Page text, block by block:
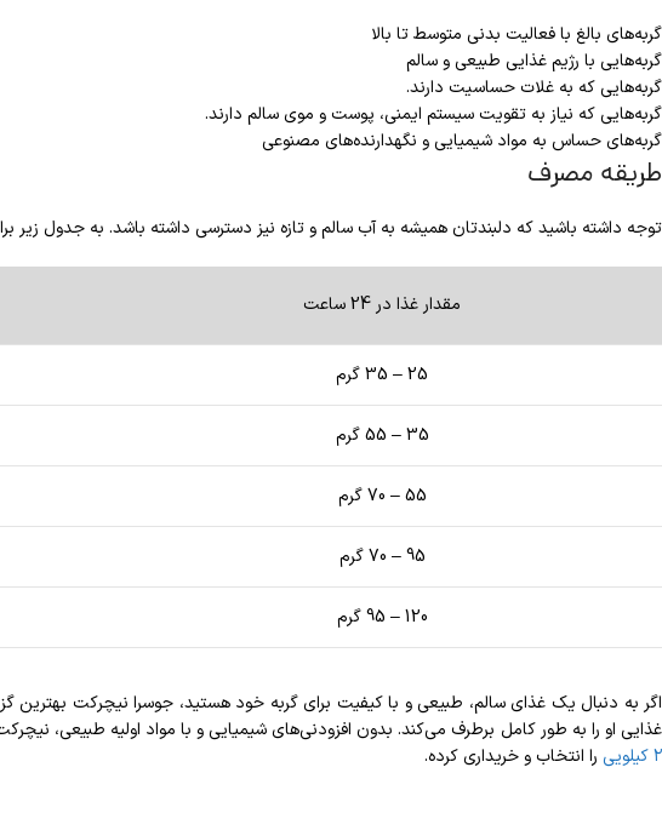
گربه‌های بالغ با فعالیت بدنی متوسط تا بالا
گربه‌هایی با رژیم غذایی طبیعی و سالم
گربه‌هایی که به غلات حساسیت دارند.
گربه‌هایی که نیاز به تقویت سیستم ایمنی، پوست و موی سالم دارند.
گربه‌های حساس به مواد شیمیایی و نگهدارنده‌های مصنوعی
طریقه مصرف
توجه داشته باشید که دلبندتان همیشه به آب سالم و تازه نیز دسترسی داشته باشد. به جدول زیر
مقدار غذا در 24 ساعت
25 – 35 گرم
35 – 55 گرم
55 – 70 گرم
95 – 70 گرم
120 – 95 گرم
اگر به دنبال یک غذای سالم، طبیعی و با کیفیت برای گربه خود هستید، جوسرا نیچرکت بهترین
غذایی او را به طور کامل برطرف می‌کند. بدون افزودنی‌های شیمیایی و با مواد اولیه طبیعی،
۲ کیلویی
را انتخاب و خریداری کرده.